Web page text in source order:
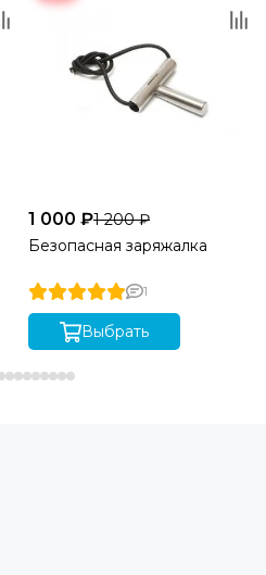
1 000 ₽1 200 ₽
Безопасная заряжалка
1
Выбрать